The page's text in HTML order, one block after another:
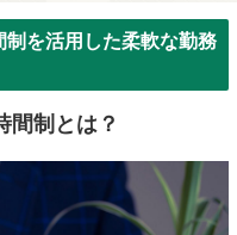
を活用した柔軟な勤務
間制とは？